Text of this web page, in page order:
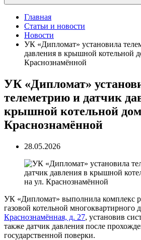
Главная
Статьи и новости
Новости
УК «Дипломат» установила
давления в крышной котельной
Краснознамённой
УК «Дипломат»
телеметрию и датчик
крышной котельной
Краснознамённой
28.05.2026
УК «Дипломат» выполнила комплекс
газовой котельной многоквартирного
Краснознамённая, д. 27, установив
также датчик давления после
государственной поверки.